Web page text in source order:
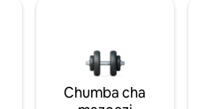
Chumba cha